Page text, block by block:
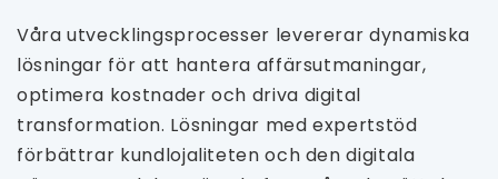
Våra utvecklingsprocesser levererar dynamiska
lösningar för att hantera affärsutmaningar,
optimera kostnader och driva digital
transformation. Lösningar med expertstöd
förbättrar kundlojaliteten och den digitala